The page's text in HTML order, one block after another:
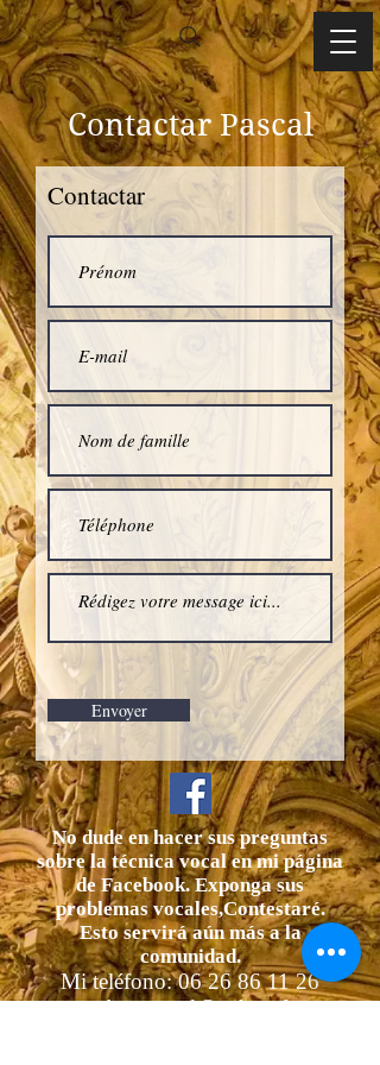
Contactar Pascal
Contactar
Envoyer
No dude en hacer sus preguntas
sobre la técnica vocal en mi página
de Facebook. Exponga sus
problemas vocales,Contestaré.
Esto servirá aún más a la
comunidad.
Mi teléfono:06 26 86 11 26
aubertpascal@yahoo.fr